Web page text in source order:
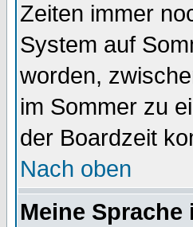
Zeiten immer
System auf
worden,
im Sommer zu
der Boardzeit
Nach oben
Meine